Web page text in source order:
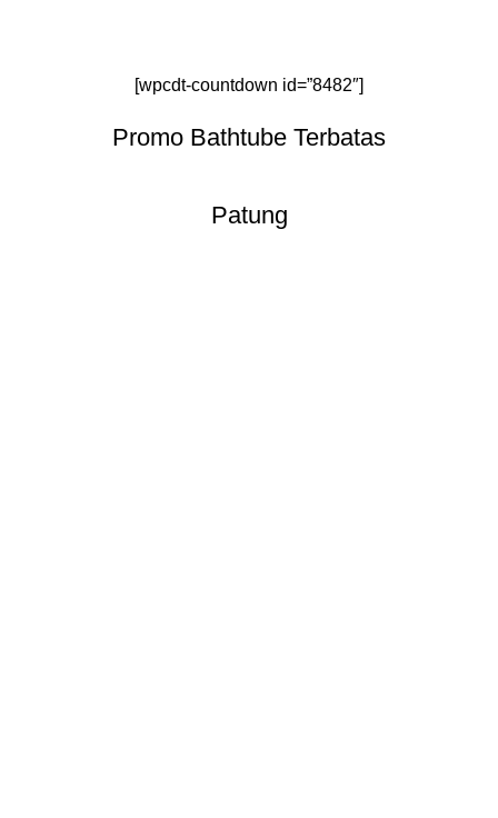
[wpcdt-countdown id=”8482″]
Promo Bathtube Terbatas
Patung